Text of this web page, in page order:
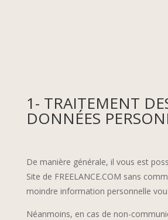
1- TRAITEMENT
DONNÉES
De manière générale, il vous est
Site de FREELANCE.COM sans
moindre information personnelle
Néanmoins, en cas de non-